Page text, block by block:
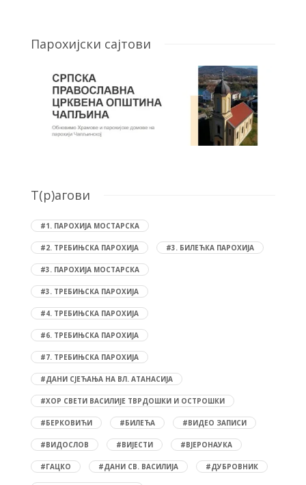
Парохијски сајтови
T(р)агови
#1. ПАРОХИЈА МОСТАРСКА
#2. ТРЕБИЊСКА ПАРОХИЈА #3. БИЛЕЋКА ПАРОХИЈА
#3. ПАРОХИЈА МОСТАРСКА
#3. ТРЕБИЊСКА ПАРОХИЈА
#4. ТРЕБИЊСКА ПАРОХИЈА
#6. ТРЕБИЊСКА ПАРОХИЈА
#7. ТРЕБИЊСКА ПАРОХИЈА
#ДАНИ СЈЕЋАЊА НА ВЛ. АТАНАСИЈА
#ХОР СВЕТИ ВАСИЛИЈЕ ТВРДОШКИ И ОСТРОШКИ
#БЕРКОВИЋИ #БИЛЕЋА #ВИДЕО ЗАПИСИ
#ВИДОСЛОВ #ВИЈЕСТИ #ВЈЕРОНАУКА
#ГАЦКО #ДАНИ СВ. ВАСИЛИЈА #ДУБРОВНИК